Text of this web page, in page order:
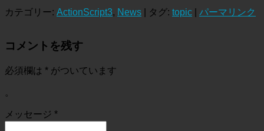
カテゴリー: ActionScript3, News | タグ: topic パーマリンク
コメントを残す
必須欄は * がついています
。
メッセージ *